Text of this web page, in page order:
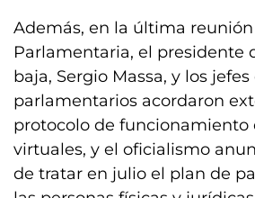
Además, en la última
Parlamentaria, el presidente
baja, Sergio Massa, y los
parlamentarios acordaron
protocolo de funcionamiento
virtuales, y el oficialismo
de tratar en julio el plan de